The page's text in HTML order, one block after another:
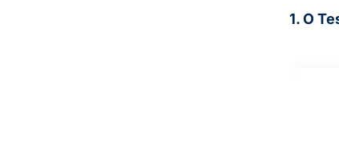
1. O